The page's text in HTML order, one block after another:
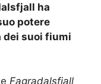
ha
potere
dei suoi fiumi
Fagradalsfjall